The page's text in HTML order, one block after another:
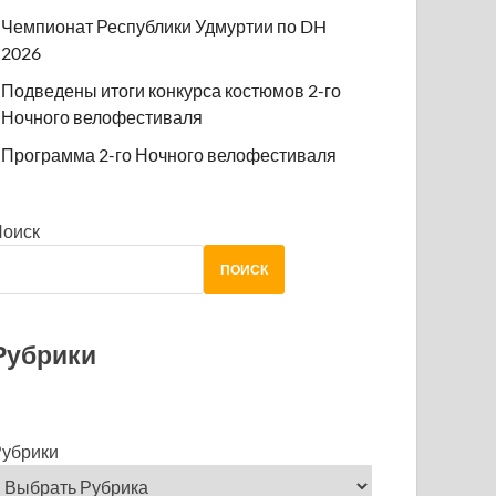
Чемпионат Республики Удмуртии по DH
2026
Подведены итоги конкурса костюмов 2-го
Ночного велофестиваля
Программа 2-го Ночного велофестиваля
ПОИСК